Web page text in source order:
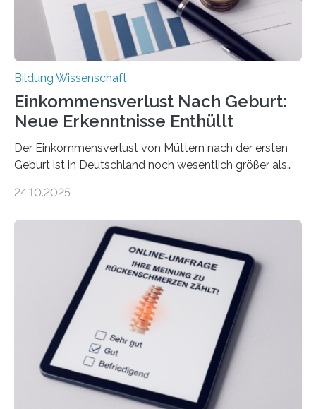
Bildung Wissenschaft
Einkommensverlust Nach Geburt:
Neue Erkenntnisse Enthüllt
Der Einkommensverlust von Müttern nach der ersten
Geburt ist in Deutschland noch wesentlich größer als
nach der Geburt durchschnittlich fast 30.000 Euro
langfristigen Auswirkungen auf Karriere und die spätere
Rente. Bisherige Schätzungen lagen bei rund 20.000
Euro und damit etwa 30 Prozent zu niedrig. Zu diesem
Ergebnis kommt eine neue Studie des ZEW Mannheim
mit der Universität Tilburg. „Werden Frauen unter 30
Jahren erstmals…
24.10.2025